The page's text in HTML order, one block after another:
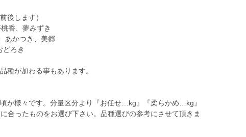
後します）
香、夢みずき
あかつき、美郷
どろき
種が加わる事もあります。
が様々です。分量区分より『お任せ…kg』『柔らかめ…kg』
合ったものをお選び下さい。品種選びの参考にさせて頂きま